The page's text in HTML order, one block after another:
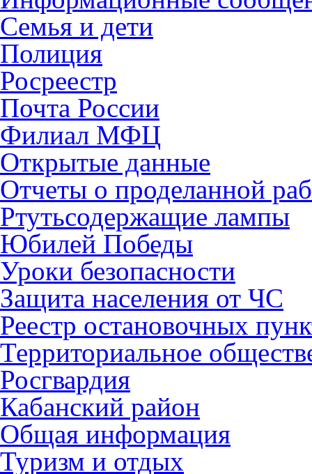
Семья и дети
Полиция
Росреестр
Почта России
Филиал МФЦ
Открытые данные
Отчеты о проделанной
Ртутьсодержащие лампы
Юбилей Победы
Уроки безопасности
Защита населения от ЧС
Реестр остановочных
Территориальное
Росгвардия
Кабанский район
Общая информация
Туризм и отдых